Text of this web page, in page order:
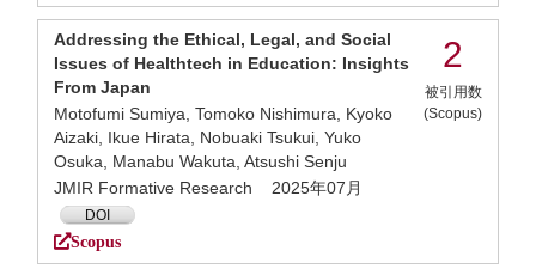
Addressing the Ethical, Legal, and Social
Issues of Healthtech in Education: Insights
From Japan
Motofumi Sumiya, Tomoko Nishimura, Kyoko
Aizaki, Ikue Hirata, Nobuaki Tsukui, Yuko
Osuka, Manabu Wakuta, Atsushi Senju
JMIR Formative Research 2025年07月
DOI
Scopus
2
被引用数
(Scopus)